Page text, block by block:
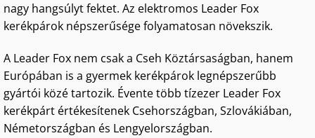
nagy hangsúlyt fektet. Az elektromos Leader Fox
kerékpárok népszerűsége folyamatosan növekszik.
A Leader Fox nem csak a Cseh Köztársaságban, hanem
Európában is a gyermek kerékpárok legnépszerűbb
gyártói közé tartozik. Évente több tízezer Leader Fox
kerékpárt értékesítenek Csehországban, Szlovákiában,
Németországban és Lengyelországban.